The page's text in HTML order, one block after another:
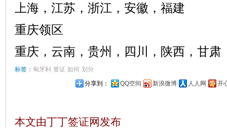
上海，江苏，浙江，安徽，福建
重庆领区
重庆，云南，贵州，四川，陕西，甘肃
标签： 匈牙利 签证 如何 划分
分享到：
QQ空间 新浪微博 人人网 开
本文由丁丁签证网发布